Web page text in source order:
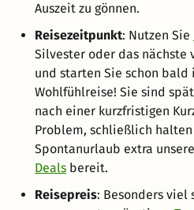
Auszeit zu gönnen.
Reisezeitpunkt: Nutzen Sie
Silvester oder das nächste
und starten Sie schon bald
Wohlfühlreise! Sie sind
nach einer kurzfristigen
Problem, schließlich
Spontanurlaub extra unsere
Deals bereit.
Reisepreis: Besonders viel